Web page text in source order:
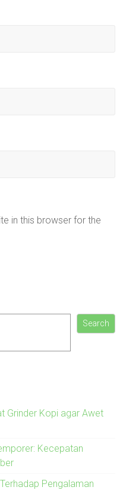
in this browser for the
Search
Grinder Kopi agar Awet
Kecepatan
Pengalaman